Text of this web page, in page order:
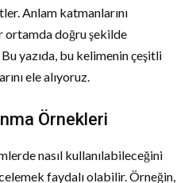
Anlam katmanlarını
ortamda doğru şekilde
yazıda, bu kelimenin çeşitli
ele alıyoruz.
Örnekleri
nasıl kullanılabileceğini
faydalı olabilir. Örneğin,